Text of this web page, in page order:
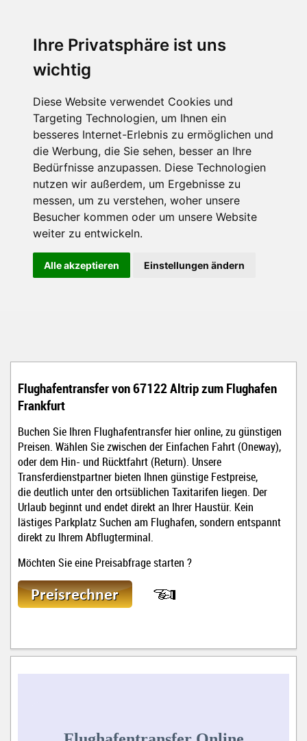
Ihre Privatsphäre ist uns
wichtig
Diese Website verwendet Cookies und
Targeting Technologien, um Ihnen ein
besseres Internet-Erlebnis zu ermöglichen und
die Werbung, die Sie sehen, besser an Ihre
Bedürfnisse anzupassen. Diese Technologien
nutzen wir außerdem, um Ergebnisse zu
messen, um zu verstehen, woher unsere
Besucher kommen oder um unsere Website
weiter zu entwickeln.
Alle akzeptieren Einstellungen ändern
Flughafentransfer von 67122 Altripzum Flughafen
Frankfurt
Buchen Sie Ihren Flughafentransfer hier online, zu günstigen
Preisen. Wählen Sie zwischen der Einfachen Fahrt (Oneway),
oder dem Hin- und Rücktfahrt (Return). Unsere
Transferdienstpartner bieten Ihnen günstige Festpreise,
die deutlich unter den ortsüblichen Taxitarifen liegen. Der
Urlaub beginnt und endet direkt an Ihrer Haustür. Kein
lästiges Parkplatz Suchen am Flughafen, sondern entspannt
direkt zu Ihrem Abflugterminal.
Möchten Sie eine Preisabfrage starten ?